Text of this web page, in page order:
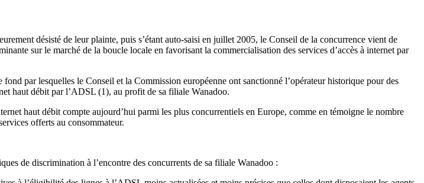
désisté de leur plainte, puis s’étant auto-saisi en juillet 2005, le Conseil de la concurrence vient de
sur le marché de la boucle locale en favorisant la commercialisation des services d’accès à internet par
par lesquelles le Conseil et la Commission européenne ont sanctionné l’opérateur historique pour des
haut débit par l’ADSL (1), au profit de sa filiale Wanadoo.
haut débit compte aujourd’hui parmi les plus concurrentiels en Europe, comme en témoigne le nombre
offerts au consommateur.
de discrimination à l’encontre des concurrents de sa filiale Wanadoo :